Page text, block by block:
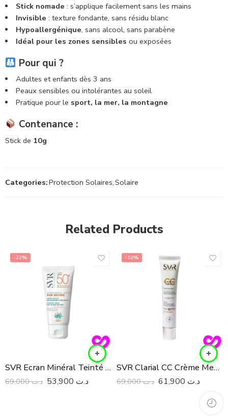
Stick nomade : s’applique facilement sans les mains
Invisible : texture fondante, sans résidu blanc
Hypoallergénique, sans alcool, sans parabène
Idéal pour les zones sensibles ou exposées
Pour qui ?
Adultes et enfants dès 3 ans
Peaux sensibles ou intolérantes au soleil
Pratique pour le sport, la mer, la montagne
Contenance :
Stick de 10g
Categories:Protection Solaires,Solaire
Related Products
-22%
SVR Ecran Minéral Teinté SPF 50+ Peaux Sèches à Très Sèches , 50 ml
د.ت69,000 د.ت
-10%
SVR Clarial CC Crème Medium SPF 50+, 40 ml
د.ت69,000 د.ت